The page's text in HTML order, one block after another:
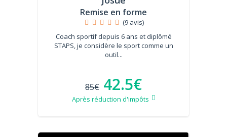
Remise en forme
(9 avis)
Coach sportif depuis 6 ans et diplômé
STAPS, je considère le sport comme un
outil...
85€ 42.5€
Après réduction d'impôts